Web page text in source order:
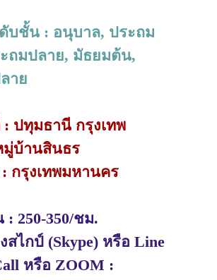
บชั้น : อนุบาล, ประถม
ถมปลาย, มัธยมต้น,
าย
ปทุมธานี กรุงเทพ
มู่บ้านสินธร
กรุงเทพมหานคร
: 250-350/ชม.
สไกป์ (Skype) หรือ Line
หรือ ZOOM :